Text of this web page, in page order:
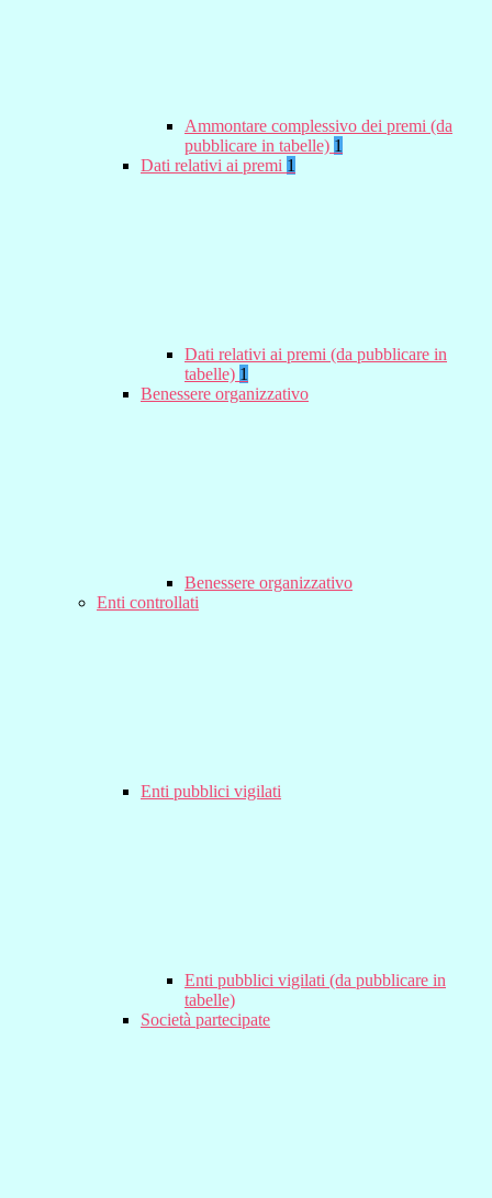
Ammontare complessivo dei premi (da
pubblicare in tabelle) 1
Dati relativi ai premi 1
Dati relativi ai premi (da pubblicare in
tabelle) 1
Benessere organizzativo
Benessere organizzativo
Enti controllati
Enti pubblici vigilati
Enti pubblici vigilati (da pubblicare in
tabelle)
Società partecipate